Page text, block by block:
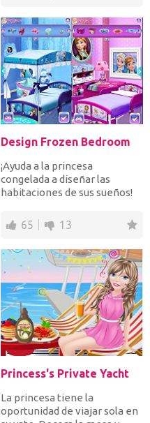
Design Frozen Bedroom
¡Ayuda a la princesa
congelada a diseñar las
habitaciones de sus sueños!
65 13
Princess's Private Yacht
La princesa tiene la
oportunidad de viajar sola en